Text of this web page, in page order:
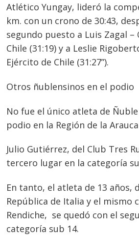
Atlético Yungay, lideró la
km. con un crono de 30:43,
segundo puesto a Luis Zagal –
Chile (31:19) y a Leslie
Ejército de Chile (31:27”).
Otros ñublensinos en el podio
No fue el único atleta de
podio en la Región de la
Julio Gutiérrez, del Club Tres
tercero lugar en la categoría
En tanto, el atleta de 13 años,
República de Italia y el mismo
Rendiche, se quedó con el
categoría sub 14.
Navegación